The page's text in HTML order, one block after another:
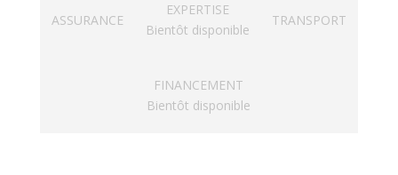
ASSURANCE
EXPERTISE
Bientôt disponible
TRANSPORT
FINANCEMENT
Bientôt disponible